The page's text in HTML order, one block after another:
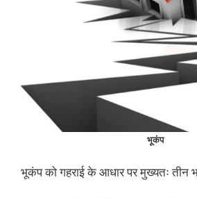
भूकंप
भूकंप को गहराई के आधार पर मुख्यतः तीन